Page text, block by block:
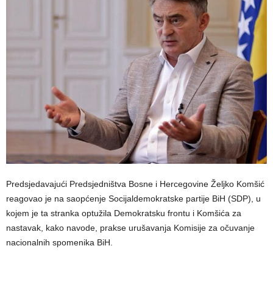
Predsjedavajući Predsjedništva Bosne i Hercegovine Željko Komšić
reagovao je na saopćenje Socijaldemokratske partije BiH (SDP), u
kojem je ta stranka optužila Demokratsku frontu i Komšića za
nastavak, kako navode, prakse urušavanja Komisije za očuvanje
nacionalnih spomenika BiH.